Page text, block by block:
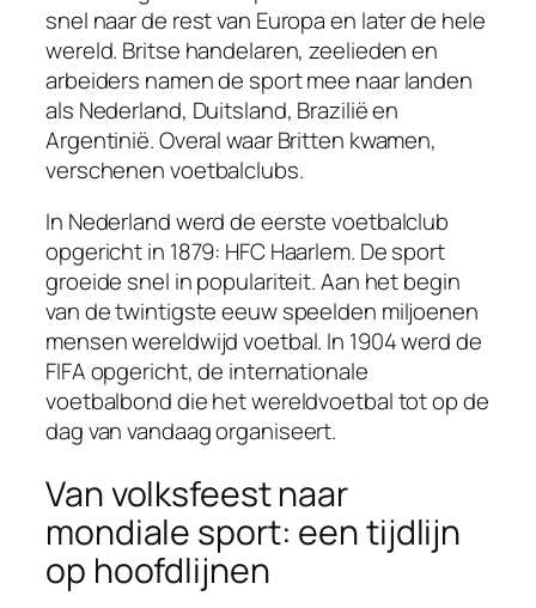
snel naar de rest van Europa en later de hele
wereld. Britse handelaren, zeelieden en
arbeiders namen de sport mee naar landen
als Nederland, Duitsland, Brazilië en
Argentinië. Overal waar Britten kwamen,
verschenen voetbalclubs.
In Nederland werd de eerste voetbalclub
opgericht in 1879: HFC Haarlem. De sport
groeide snel in populariteit. Aan het begin
van de twintigste eeuw speelden miljoenen
mensen wereldwijd voetbal. In 1904 werd de
FIFA opgericht, de internationale
voetbalbond die het wereldvoetbal tot op de
dag van vandaag organiseert.
Van volksfeest naar
mondiale sport: een tijdlijn
op hoofdlijnen